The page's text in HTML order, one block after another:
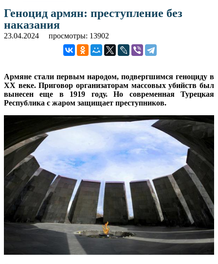
Геноцид армян: преступление без
наказания
23.04.2024 просмотры: 13902
Армяне стали первым народом, подвергшимся геноциду в
XX веке. Приговор организаторам массовых убийств был
вынесен еще в 1919 году. Но современная Турецкая
Республика с жаром защищает преступников.